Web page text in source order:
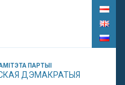
ПАРТЫІ
ДЭМАКРАТЫЯ